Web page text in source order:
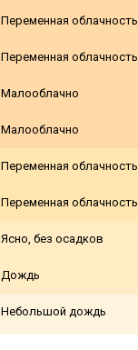
Переменная облачность
Переменная облачность
Малооблачно
Малооблачно
Переменная облачность
Переменная облачность
Ясно, без осадков
Дождь
Небольшой дождь